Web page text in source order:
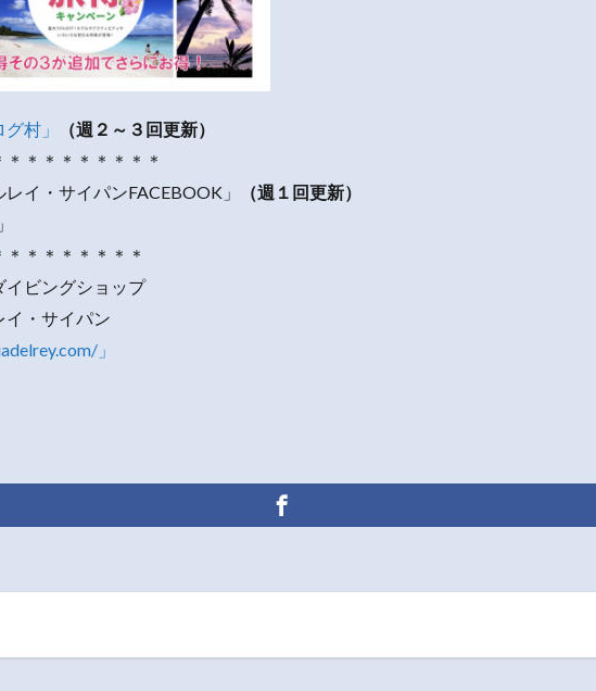
村」
（週２～３回更新）
＊＊＊＊＊＊＊＊＊
レイ・サイパンFACEBOOK」
（週１回更新）
」
＊＊＊＊＊＊＊＊
イビングショップ
イ・サイパン
」